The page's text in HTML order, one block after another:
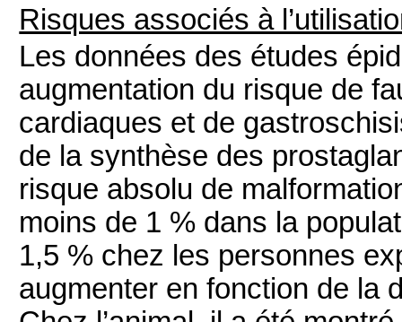
Risques associés à
Les données des études
augmentation du risque de
cardiaques et de
de la synthèse des
risque absolu de
moins de 1 % dans la
1,5 % chez les personnes
augmenter en fonction de la